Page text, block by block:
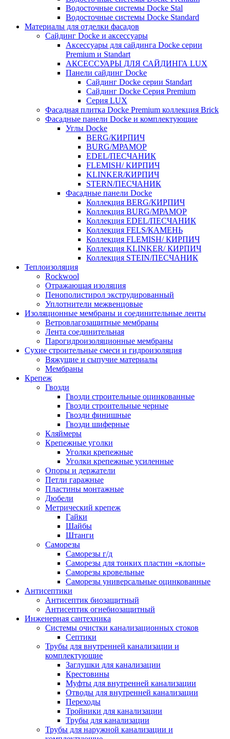
Водосточные системы Docke Stal
Водосточные системы Docke Standard
Материалы для отделки фасадов
Сайдинг Docke и аксессуары
Аксессуары для сайдинга Docke серии
Premium и Standart
АКСЕССУАРЫ ДЛЯ САЙДИНГА LUX
Панели сайдинг Docke
Cайдинг Docke серии Standart
Сайдинг Docke Серия Premium
Серия LUX
Фасадная плитка Docke Premium коллекция Brick
Фасадные панели Docke и комплектующие
Углы Docke
BERG/КИРПИЧ
BURG/МРАМОР
EDEL/ПЕСЧАНИК
FLEMISH/ КИРПИЧ
KLINKER/КИРПИЧ
STERN/ПЕСЧАНИК
Фасадные панели Docke
Коллекция BERG/КИРПИЧ
Коллекция BURG/МРАМОР
Коллекция EDEL/ПЕСЧАНИК
Коллекция FELS/КАМЕНЬ
Коллекция FLEMISH/ КИРПИЧ
Коллекция KLINKER/ КИРПИЧ
Коллекция STEIN/ПЕСЧАНИК
Теплоизоляция
Rockwool
Отражающая изоляция
Пенополистирол экструдированный
Уплотнители межвенцовые
Изоляционные мембраны и соединительные ленты
Ветровлагозащитные мембраны
Лента соединительная
Парогидроизоляционные мембраны
Сухие строительные смеси и гидроизоляция
Вяжущие и сыпучие материалы
Мембраны
Крепеж
Гвозди
Гвозди строительные оцинкованные
Гвозди строительные черные
Гвозди финишные
Гвозди шиферные
Кляймеры
Крепежные уголки
Уголки крепежные
Уголки крепежные усиленные
Опоры и держатели
Петли гаражные
Пластины монтажные
Дюбели
Метрический крепеж
Гайки
Шайбы
Штанги
Саморезы
Саморезы г/д
Саморезы для тонких пластин «клопы»
Саморезы кровельные
Саморезы универсальные оцинкованные
Антисептики
Антисептик биозащитный
Антисептик огнебиозащитный
Инженерная сантехника
Системы очистки канализационных стоков
Септики
Трубы для внутренней канализации и
комплектующие
Заглушки для канализации
Крестовины
Муфты для внутренней канализации
Отводы для внутренней канализации
Переходы
Тройники для канализации
Трубы для канализации
Трубы для наружной канализации и